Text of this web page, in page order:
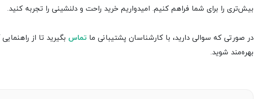
بیش‌تری را برای شما فراهم کنیم. امیدواریم خرید راحت و دلنشینی را تجربه کنید.
در صورتی که سوالی دارید، با کارشناسان پشتیبانی ما تماس بگیرید تا از
بهره‌مند شوید.